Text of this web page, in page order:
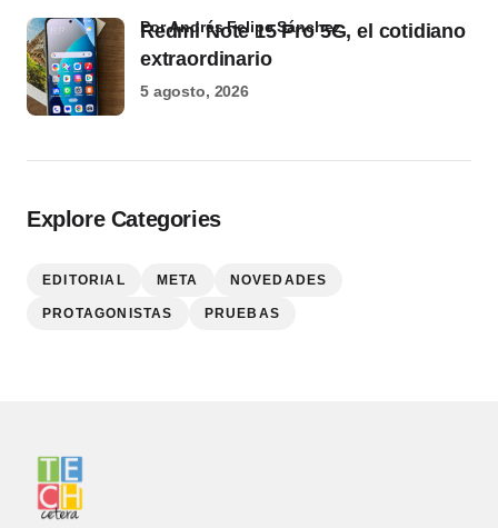
Redmi Note 15 Pro 5G, el cotidiano
extraordinario
por Andrés Felipe Sánchez
5 agosto, 2026
Explore Categories
EDITORIAL META NOVEDADES
PROTAGONISTAS PRUEBAS